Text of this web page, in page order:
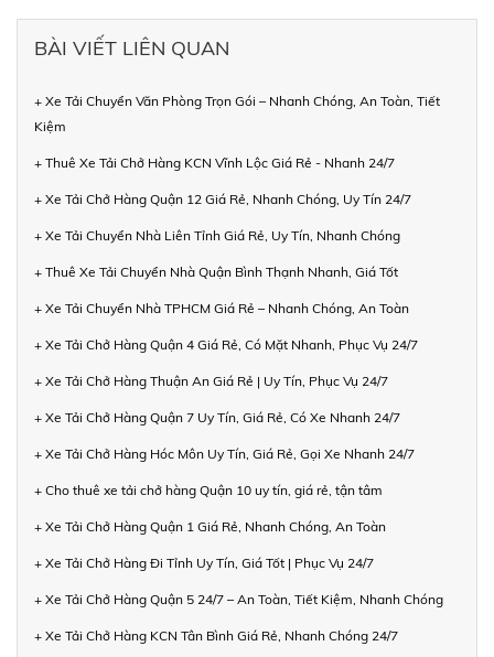
BÀI VIẾT LIÊN QUAN
+ Xe Tải Chuyển Văn Phòng Trọn Gói – Nhanh Chóng, An Toàn, Tiết
Kiệm
+ Thuê Xe Tải Chở Hàng KCN Vĩnh Lộc Giá Rẻ - Nhanh 24/7
+ Xe Tải Chở Hàng Quận 12 Giá Rẻ, Nhanh Chóng, Uy Tín 24/7
+ Xe Tải Chuyển Nhà Liên Tỉnh Giá Rẻ, Uy Tín, Nhanh Chóng
+ Thuê Xe Tải Chuyển Nhà Quận Bình Thạnh Nhanh, Giá Tốt
+ Xe Tải Chuyển Nhà TPHCM Giá Rẻ – Nhanh Chóng, An Toàn
+ Xe Tải Chở Hàng Quận 4 Giá Rẻ, Có Mặt Nhanh, Phục Vụ 24/7
+ Xe Tải Chở Hàng Thuận An Giá Rẻ | Uy Tín, Phục Vụ 24/7
+ Xe Tải Chở Hàng Quận 7 Uy Tín, Giá Rẻ, Có Xe Nhanh 24/7
+ Xe Tải Chở Hàng Hóc Môn Uy Tín, Giá Rẻ, Gọi Xe Nhanh 24/7
+ Cho thuê xe tải chở hàng Quận 10 uy tín, giá rẻ, tận tâm
+ Xe Tải Chở Hàng Quận 1 Giá Rẻ, Nhanh Chóng, An Toàn
+ Xe Tải Chở Hàng Đi Tỉnh Uy Tín, Giá Tốt | Phục Vụ 24/7
+ Xe Tải Chở Hàng Quận 5 24/7 – An Toàn, Tiết Kiệm, Nhanh Chóng
+ Xe Tải Chở Hàng KCN Tân Bình Giá Rẻ, Nhanh Chóng 24/7